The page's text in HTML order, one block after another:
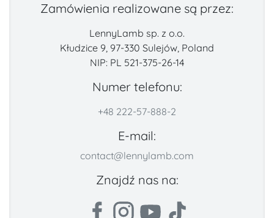
Zamówienia realizowane są przez:
LennyLamb sp. z o.o.
Kłudzice 9, 97-330 Sulejów, Poland
NIP: PL 521-375-26-14
Numer telefonu:
+48 222-57-888-2
E-mail:
contact@lennylamb.com
Znajdź nas na: